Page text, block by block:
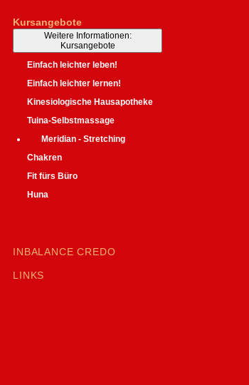
Kursangebote
Weitere Informationen:
Kursangebote
Einfach leichter leben!
Einfach leichter lernen!
Kinesiologische Hausapotheke
Tuina-Selbstmassage
Meridian - Stretching
Chakren
Fit fürs Büro
Huna
INBALANCE CREDO
LINKS